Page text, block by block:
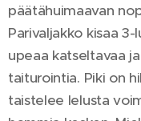
päätähuimaavan
Parivaljakko kisaa
upeaa katseltavaa
taiturointia. Piki on
taistelee lelusta